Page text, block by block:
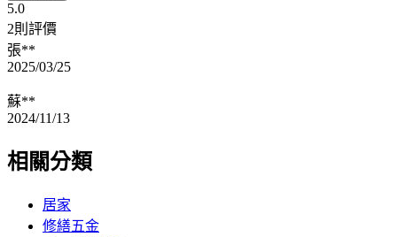
5.0
2則評價
張**
2025/03/25
蘇**
2024/11/13
相關分類
居家
修繕五金